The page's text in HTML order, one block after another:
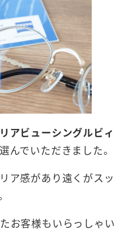
アビューシングルビィ
んでいただきました。
ア感があり遠くがスッ
お客様もいらっしゃい